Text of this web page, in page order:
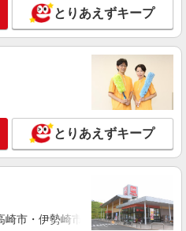
とりあえずキープ
とりあえずキープ
崎市・伊勢崎市・太田市・館林市